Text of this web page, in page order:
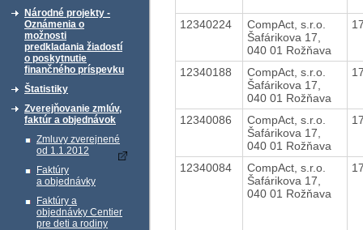
Národné projekty -
Oznámenia o
možnosti
predkladania žiadostí
o poskytnutie
finančného príspevku
Štatistiky
Zverejňovanie zmlúv,
faktúr a objednávok
Zmluvy zverejnené
od 1.1.2012
Faktúry
a objednávky
Faktúry a
objednávky Centier
pre deti a rodiny
12340224
CompAct, s.r.o.
Šafárikova 17,
040 01 Rožňava
12340188
CompAct, s.r.o.
Šafárikova 17,
040 01 Rožňava
12340086
CompAct, s.r.o.
Šafárikova 17,
040 01 Rožňava
12340084
CompAct, s.r.o.
Šafárikova 17,
040 01 Rožňava